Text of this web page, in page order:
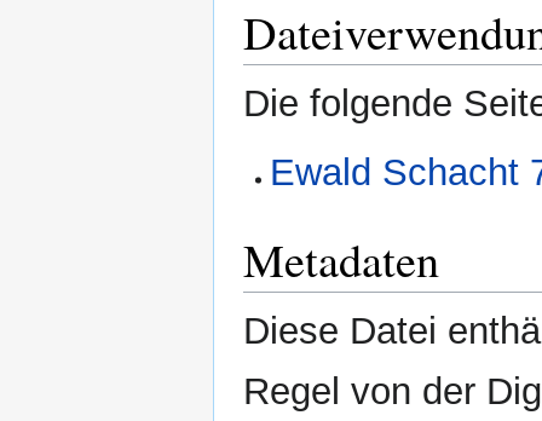
Die folgende
Ewald Schacht
Metadaten
Diese Datei
Regel von der